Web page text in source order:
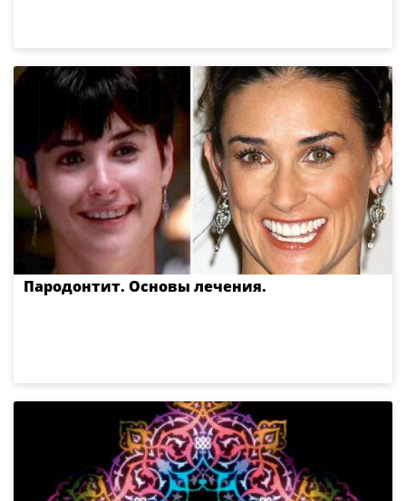
Пародонтит. Основы лечения.